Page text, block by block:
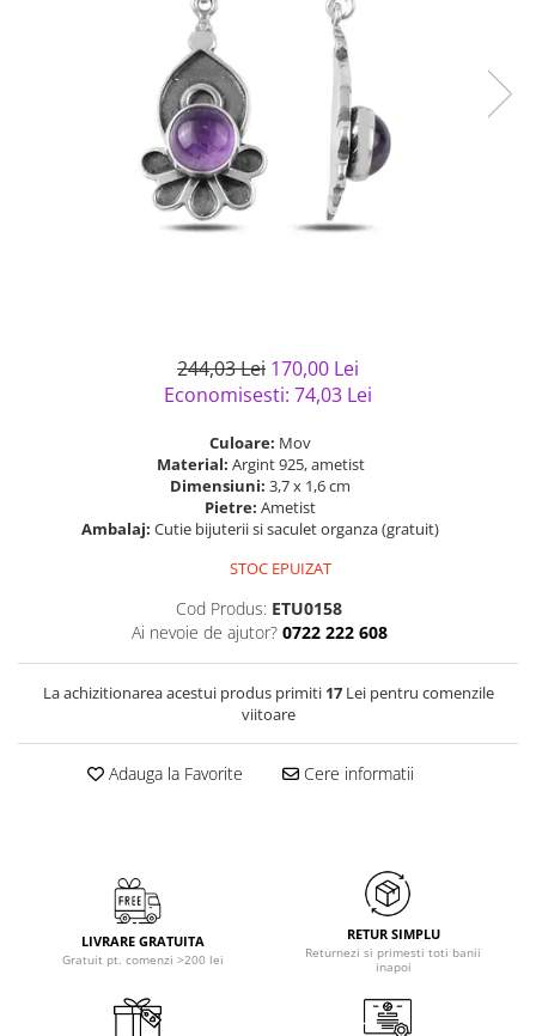
Bijuterii argint placat cu aur
Bijuterii argint cu diverse
Bijuterii argint cu murano
Bijuterii gotice si rock
Bijuterii Handmade
Bijuterii fantezie
Casete si cutii de bijuterii
Bijuterii tungsten
244,03 Lei 170,00 Lei
Economisesti: 74,03 Lei
Culoare: Mov
Material: Argint 925, ametist
Dimensiuni: 3,7 x 1,6 cm
Pietre: Ametist
Ambalaj: Cutie bijuterii si saculet organza (gratuit)
STOC EPUIZAT
Cod Produs: ETU0158
Ai nevoie de ajutor? 0722 222 608
La achizitionarea acestui produs primiti 17Lei pentru comenzile
viitoare
Adauga la Favorite Cere informatii
LIVRARE GRATUITA
Gratuit pt. comenzi >200 lei
RETUR SIMPLU
Returnezi si primesti toti banii
inapoi